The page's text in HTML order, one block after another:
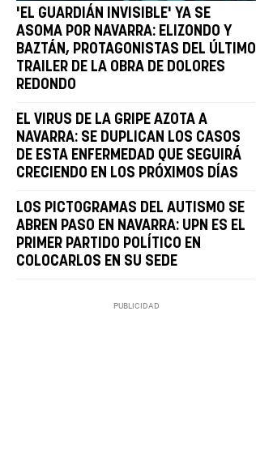
'EL GUARDIÁN INVISIBLE' YA SE
ASOMA POR NAVARRA: ELIZONDO Y
BAZTÁN, PROTAGONISTAS DEL ÚLTIMO
TRAILER DE LA OBRA DE DOLORES
REDONDO
EL VIRUS DE LA GRIPE AZOTA A
NAVARRA: SE DUPLICAN LOS CASOS
DE ESTA ENFERMEDAD QUE SEGUIRÁ
CRECIENDO EN LOS PRÓXIMOS DÍAS
LOS PICTOGRAMAS DEL AUTISMO SE
ABREN PASO EN NAVARRA: UPN ES EL
PRIMER PARTIDO POLÍTICO EN
COLOCARLOS EN SU SEDE